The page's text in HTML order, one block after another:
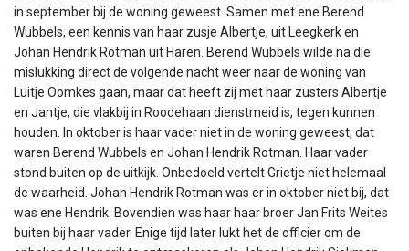
in september bij de woning geweest. Samen met ene Berend
Wubbels, een kennis van haar zusje Albertje, uit Leegkerk en
Johan Hendrik Rotman uit Haren. Berend Wubbels wilde na die
mislukking direct de volgende nacht weer naar de woning van
Luitje Oomkes gaan, maar dat heeft zij met haar zusters Albertje
en Jantje, die vlakbij in Roodehaan dienstmeid is, tegen kunnen
houden. In oktober is haar vader niet in de woning geweest, dat
waren Berend Wubbels en Johan Hendrik Rotman. Haar vader
stond buiten op de uitkijk. Onbedoeld vertelt Grietje niet helemaal
de waarheid. Johan Hendrik Rotman was er in oktober niet bij, dat
was ene Hendrik. Bovendien was haar haar broer Jan Frits Weites
buiten bij haar vader. Enige tijd later lukt het de officier om de